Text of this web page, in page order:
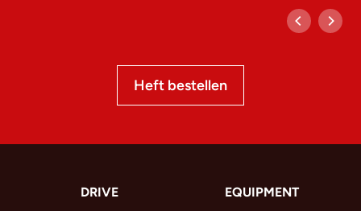
Heft bestellen
DRIVE EQUIPMENT